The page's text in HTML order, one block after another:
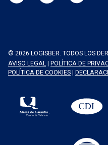
© 2026 LOGISBER. TODOS LOS
AVISO LEGAL | POLÍTICA DE
POLÍTICA DE COOKIES |